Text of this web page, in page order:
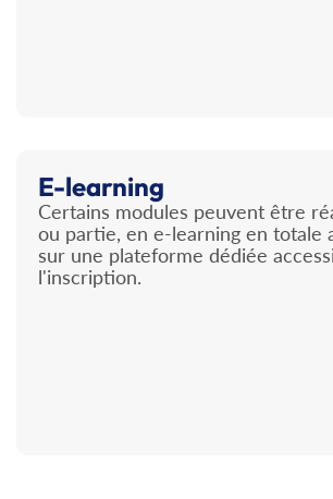
E-learning
Certains modules peuvent être
ou partie, en e-learning en totale
sur une plateforme dédiée
l'inscription.